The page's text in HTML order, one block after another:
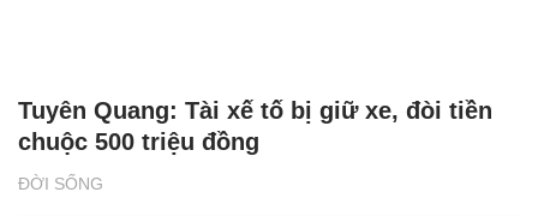
ĐỜI SỐNG
Tuyên Quang: Tài xế tố bị giữ xe, đòi tiền
chuộc 500 triệu đồng